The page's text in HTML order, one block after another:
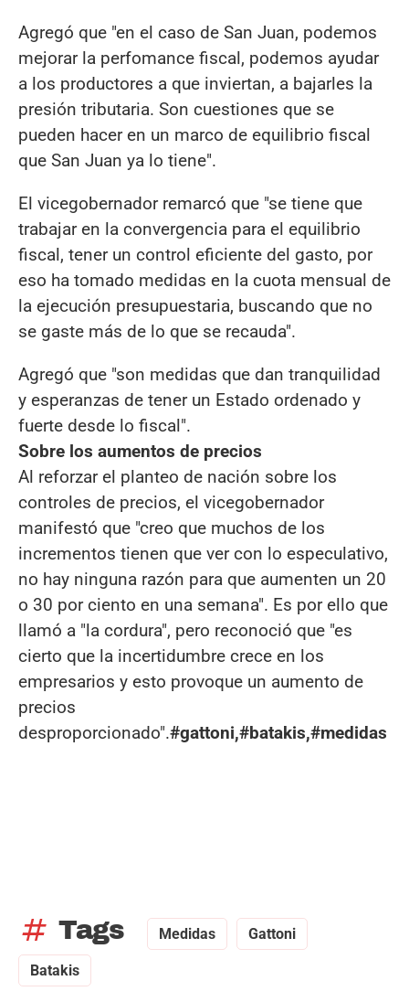
Agregó que "en el caso de San Juan, podemos
mejorar la perfomance fiscal, podemos ayudar
a los productores a que inviertan, a bajarles la
presión tributaria. Son cuestiones que se
pueden hacer en un marco de equilibrio fiscal
que San Juan ya lo tiene".
El vicegobernador remarcó que "se tiene que
trabajar en la convergencia para el equilibrio
fiscal, tener un control eficiente del gasto, por
eso ha tomado medidas en la cuota mensual de
la ejecución presupuestaria, buscando que no
se gaste más de lo que se recauda".
Agregó que "son medidas que dan tranquilidad
y esperanzas de tener un Estado ordenado y
fuerte desde lo fiscal".
Sobre los aumentos de precios
Al reforzar el planteo de nación sobre los
controles de precios, el vicegobernador
manifestó que "creo que muchos de los
incrementos tienen que ver con lo especulativo,
no hay ninguna razón para que aumenten un 20
o 30 por ciento en una semana". Es por ello que
llamó a "la cordura", pero reconoció que "es
cierto que la incertidumbre crece en los
empresarios y esto provoque un aumento de
precios
desproporcionado".#gattoni,#batakis,#medidas
tag Tags Medidas Gattoni
Batakis